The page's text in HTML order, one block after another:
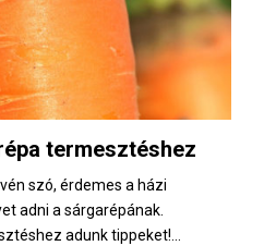
termesztéshez
szó, érdemes a házi
adni a sárgarépának.
adunk tippeket!...